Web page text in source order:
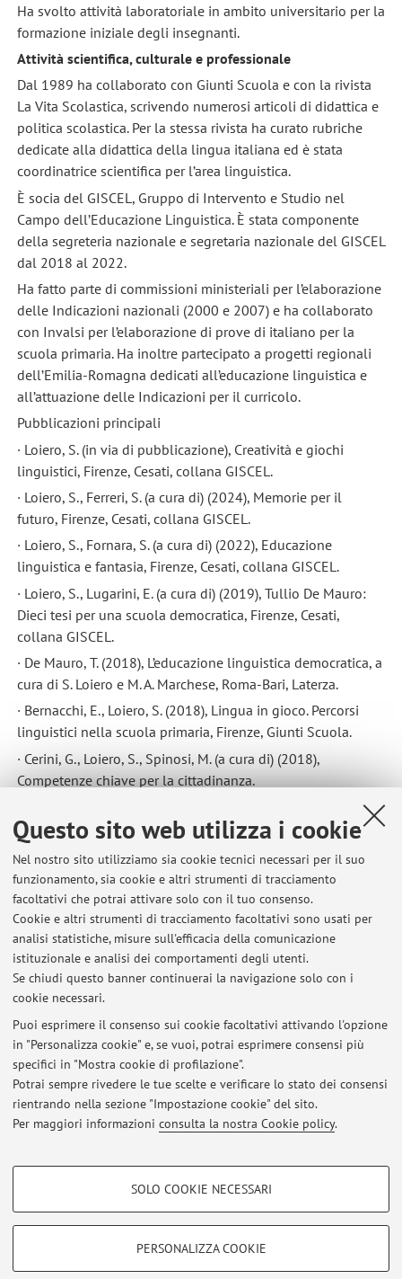
Questo sito web utilizza i cookie
Nel nostro sito utilizziamo sia cookie tecnici necessari per il suo
funzionamento, sia cookie e altri strumenti di tracciamento
facoltativi che potrai attivare solo con il tuo consenso.
Cookie e altri strumenti di tracciamento facoltativi sono usati per
analisi statistiche, misure sull'efficacia della comunicazione
istituzionale e analisi dei comportamenti degli utenti.
Se chiudi questo banner continuerai la navigazione solo con i
cookie necessari.
Puoi esprimere il consenso sui cookie facoltativi attivando l'opzione
in "Personalizza cookie" e, se vuoi, potrai esprimere consensi più
specifici in "Mostra cookie di profilazione".
Potrai sempre rivedere le tue scelte e verificare lo stato dei consensi
rientrando nella sezione "Impostazione cookie" del sito.
Per maggiori informazioni consulta la nostra Cookie policy.
COOKIE DI PROFILAZIONE - FACOLTATIVI
SOLO COOKIE NECESSARI
PERSONALIZZA COOKIE
Ha svolto attività laboratoriale in ambito universitario per la
formazione iniziale degli insegnanti.
Attività scientifica, culturale e professionale
Dal 1989 ha collaborato con Giunti Scuola e con la rivista
La Vita Scolastica, scrivendo numerosi articoli di didattica e
politica scolastica. Per la stessa rivista ha curato rubriche
dedicate alla didattica della lingua italiana ed è stata
coordinatrice scientifica per l’area linguistica.
È socia del GISCEL, Gruppo di Intervento e Studio nel
Campo dell’Educazione Linguistica. È stata componente
della segreteria nazionale e segretaria nazionale del GISCEL
dal 2018 al 2022.
Ha fatto parte di commissioni ministeriali per l’elaborazione
delle Indicazioni nazionali (2000 e 2007) e ha collaborato
con Invalsi per l’elaborazione di prove di italiano per la
scuola primaria. Ha inoltre partecipato a progetti regionali
dell’Emilia-Romagna dedicati all’educazione linguistica e
all’attuazione delle Indicazioni per il curricolo.
Pubblicazioni principali
· Loiero, S. (in via di pubblicazione), Creatività e giochi
linguistici, Firenze, Cesati, collana GISCEL.
· Loiero, S., Ferreri, S. (a cura di) (2024), Memorie per il
futuro, Firenze, Cesati, collana GISCEL.
· Loiero, S., Fornara, S. (a cura di) (2022), Educazione
linguistica e fantasia, Firenze, Cesati, collana GISCEL.
· Loiero, S., Lugarini, E. (a cura di) (2019), Tullio De Mauro:
Dieci tesi per una scuola democratica, Firenze, Cesati,
collana GISCEL.
· De Mauro, T. (2018), L’educazione linguistica democratica, a
cura di S. Loiero e M. A. Marchese, Roma-Bari, Laterza.
· Bernacchi, E., Loiero, S. (2018), Lingua in gioco. Percorsi
linguistici nella scuola primaria, Firenze, Giunti Scuola.
· Cerini, G., Loiero, S., Spinosi, M. (a cura di) (2018),
Competenze chiave per la cittadinanza.
tutte le classi, Firenze, Giunti Scuola.
· Loiero, S. (2012), Mi piace scrivere! Potenziare l’abilità di
scrittura in tutte le classi, Firenze, Giunti Scuola.
Ultimi avvisi
VALUTAZIONI LABORATORIO (C) - Prima parte- DIDATTICA
DELL'ITALIANO E ANALISI DEL TESTO- A.A. 2025/2026
Pubblicato il: 09 dicembre 2025
VALUTAZIONI LABORATORIO (B) Prima parte - DIDATTICA
DELL'ITALIANO E ANALISI DEL TESTO- A.A, 2025/2026
Pubblicato il: 09 dicembre 2025
Area riservata
Accedi tramiteloginper gestire tutti i contenuti del sito.